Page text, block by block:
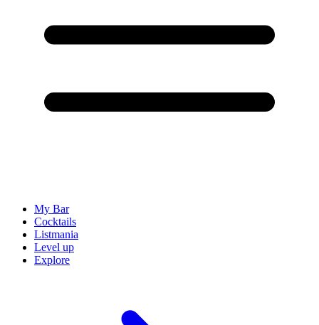
My Bar
Cocktails
Listmania
Level up
Explore